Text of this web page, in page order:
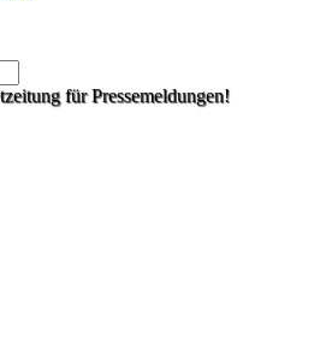
für Pressemeldungen!